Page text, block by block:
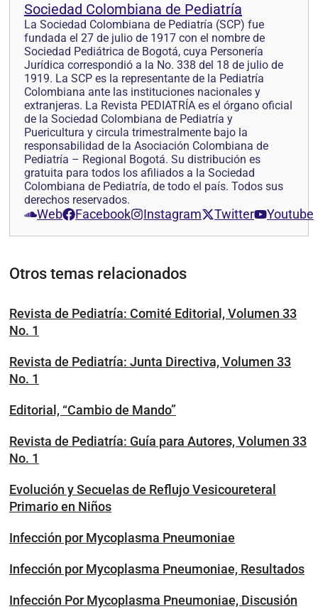
Sociedad Colombiana de Pediatría
La Sociedad Colombiana de Pediatría (SCP) fue
fundada el 27 de julio de 1917 con el nombre de
Sociedad Pediátrica de Bogotá, cuya Personería
Jurídica correspondió a la No. 338 del 18 de julio de
1919. La SCP es la representante de la Pediatría
Colombiana ante las instituciones nacionales y
extranjeras. La Revista PEDIATRÍA es el órgano oficial
de la Sociedad Colombiana de Pediatría y
Puericultura y circula trimestralmente bajo la
responsabilidad de la Asociación Colombiana de
Pediatría – Regional Bogotá. Su distribución es
gratuita para todos los afiliados a la Sociedad
Colombiana de Pediatría, de todo el país. Todos sus
derechos reservados.
Web Facebook Instagram Twitter Youtube
Otros temas relacionados
Revista de Pediatría: Comité Editorial, Volumen 33
No. 1
Revista de Pediatría: Junta Directiva, Volumen 33
No. 1
Editorial, “Cambio de Mando”
Revista de Pediatría: Guía para Autores, Volumen 33
No. 1
Evolución y Secuelas de Reflujo Vesicoureteral
Primario en Niños
Infección por Mycoplasma Pneumoniae
Infección por Mycoplasma Pneumoniae, Resultados
Infección Por Mycoplasma Pneumoniae, Discusión